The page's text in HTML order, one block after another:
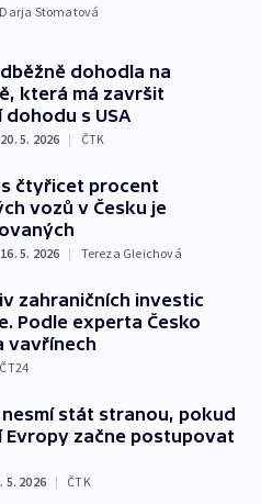
Darja Stomatová
dohodla na
která má završit
s USA
20. 5. 2026 | ČTK
čtyřicet procent
vozů v Česku je
16. 5. 2026 | Tereza Gleichová
zahraničních investic
Podle experta Česko
vavřínech
ČT24
nesmí stát stranou, pokud
Evropy začne postupovat
5. 2026 | ČTK